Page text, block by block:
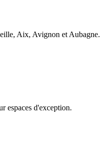
Aix, Avignon et Aubagne.
espaces d'exception.